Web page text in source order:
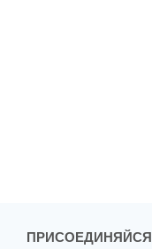
ПРИСОЕДИНЯЙСЯ